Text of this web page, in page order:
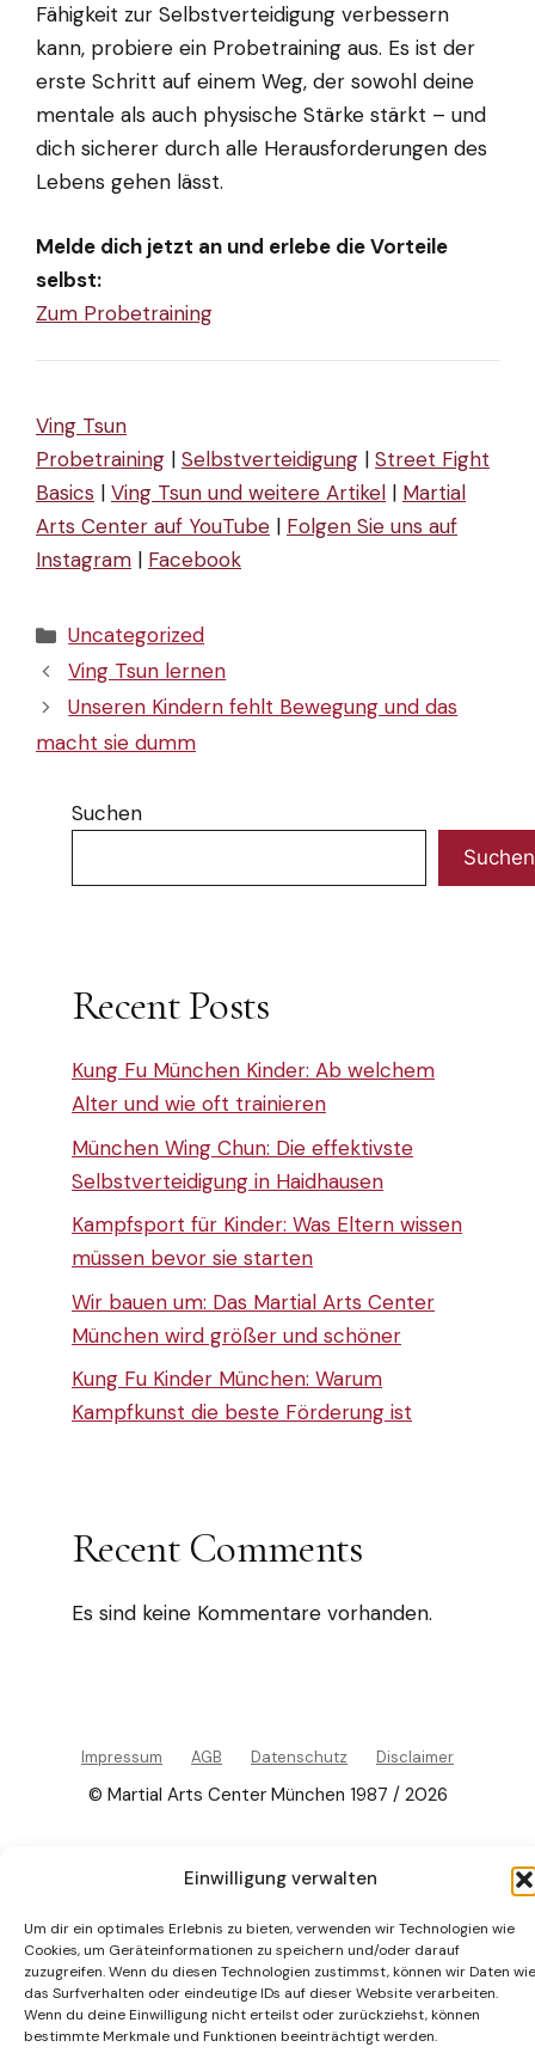
Einwilligung verwalten
Um dir ein optimales Erlebnis zu bieten, verwenden wir Technologien wie
Cookies, um Geräteinformationen zu speichern und/oder darauf
zuzugreifen. Wenn du diesen Technologien zustimmst, können wir Daten wie
das Surfverhalten oder eindeutige IDs auf dieser Website verarbeiten.
Wenn du deine Einwilligung nicht erteilst oder zurückziehst, können
bestimmte Merkmale und Funktionen beeinträchtigt werden.
Fähigkeit zur Selbstverteidigung verbessern
kann, probiere ein Probetraining aus. Es ist der
erste Schritt auf einem Weg, der sowohl deine
mentale als auch physische Stärke stärkt – und
dich sicherer durch alle Herausforderungen des
Lebens gehen lässt.
Melde dich jetzt an und erlebe die Vorteile
selbst:
Zum Probetraining
Ving Tsun
Probetraining | Selbstverteidigung | Street Fight
Basics | Ving Tsun und weitere Artikel | Martial
Arts Center auf YouTube | Folgen Sie uns auf
Instagram | Facebook
Kategorien
Uncategorized
Ving Tsun lernen
Unseren Kindern fehlt Bewegung und das
macht sie dumm
Suchen
Suchen
Recent Posts
Kung Fu München Kinder: Ab welchem
Alter und wie oft trainieren
München Wing Chun: Die effektivste
Selbstverteidigung in Haidhausen
Kampfsport für Kinder: Was Eltern wissen
müssen bevor sie starten
Wir bauen um: Das Martial Arts Center
München wird größer und schöner
Kung Fu Kinder München: Warum
Kampfkunst die beste Förderung ist
Recent Comments
Es sind keine Kommentare vorhanden.
Impressum AGB Datenschutz Disclaimer
© Martial Arts Center München 1987 / 2026